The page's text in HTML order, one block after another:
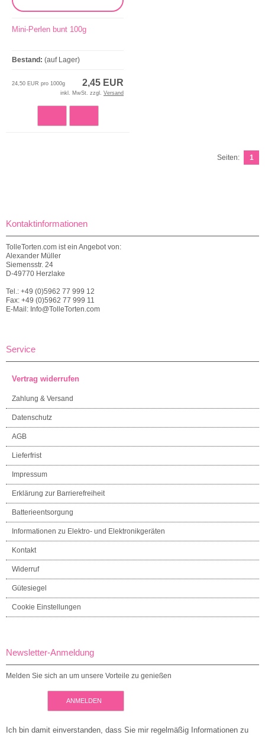
Mini-Perlen bunt 100g
Bestand: (auf Lager)
2,45 EUR
24,50 EUR pro 1000g
inkl. MwSt. zzgl. Versand
Seiten: 1
Kontaktinformationen
TolleTorten.com ist ein Angebot von:
Alexander Müller
Siemensstr. 24
D-49770 Herzlake
Tel.: +49 (0)5962 77 999 12
Fax: +49 (0)5962 77 999 11
E-Mail: Info@TolleTorten.com
Service
Vertrag widerrufen
Zahlung & Versand
Datenschutz
AGB
Lieferfrist
Impressum
Erklärung zur Barrierefreiheit
Batterieentsorgung
Informationen zu Elektro- und Elektronikgeräten
Kontakt
Widerruf
Gütesiegel
Cookie Einstellungen
Newsletter-Anmeldung
Melden Sie sich an um unsere Vorteile zu genießen
ANMELDEN
Ich bin damit einverstanden, dass Sie mir regelmäßig Informationen zu